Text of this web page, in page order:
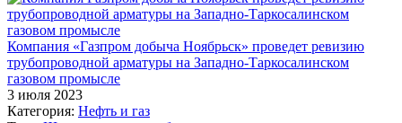
Компания «Газпром добыча Ноябрьск» проведет ревизию
трубопроводной арматуры на Западно-Таркосалинском
газовом промысле
3 июля 2023
Категория: Нефть и газ